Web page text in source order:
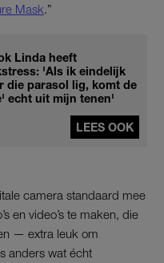
Mask .”
Linda heeft
'Als ik eindelijk
die parasol lig, komt de
echt uit mijn tenen'
LEES OOK
camera standaard mee
en video’s te maken, die
— extra leuk om
anders wat écht